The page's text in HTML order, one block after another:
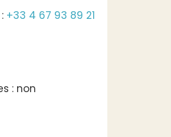
+33 4 67 93 89 21
: non